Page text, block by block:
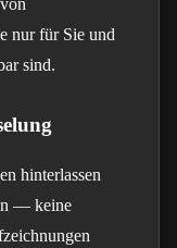
nur für Sie und
sind.
hinterlassen
— keine